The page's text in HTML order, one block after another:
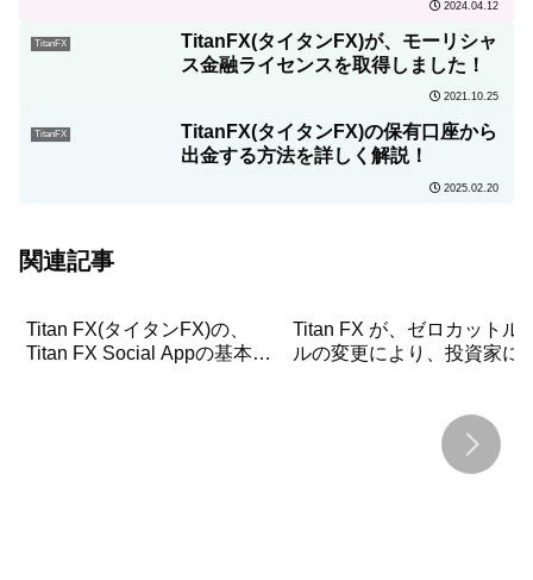
2024.04.12
TitanFX
TitanFX(タイタンFX)が、モーリシャ
ス金融ライセンスを取得しました！
2021.10.25
TitanFX
TitanFX(タイタンFX)の保有口座から
出金する方法を詳しく解説！
2025.02.20
関連記事
Titan FX(タイタンFX)の、
Titan FX Social Appの基本操
Titan FX が、ゼロカットル
ルの変更により、投資家に
TitanFXのトレード環境を楽